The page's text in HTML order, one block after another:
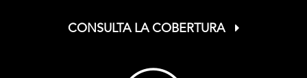
CONSULTA LA COBERTURA